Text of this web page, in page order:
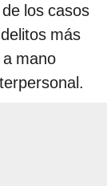
los casos
más
mano